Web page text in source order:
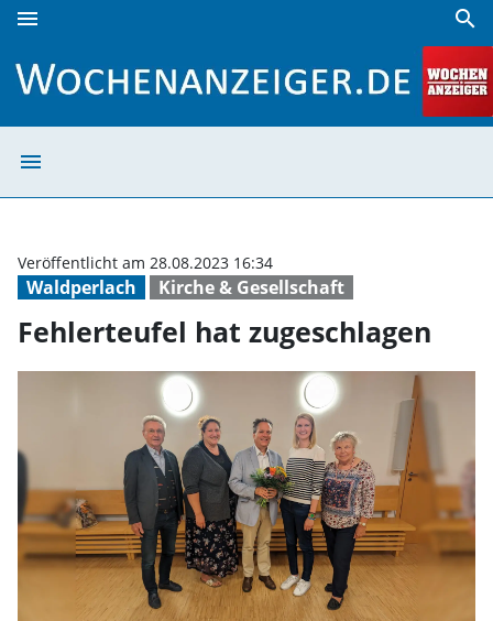
menu search
menu
Waldperlach Kirche & Gesellschaft
Veröffentlicht am 28.08.2023 16:34
Fehlerteufel hat zugeschlagen